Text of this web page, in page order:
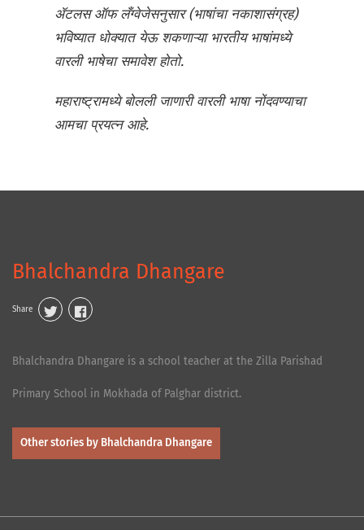
ॲटलस ऑफ लँग्वेजेसनुसार (भाषांचा नकाशासंग्रह)
भविष्यात धोक्यात येऊ शकणाऱ्या भारतीय भाषांमध्ये
वारली भाषेचा समावेश होतो.
महाराष्ट्रामध्ये बोलली जाणारी वारली भाषा नोंदवण्याचा
आमचा प्रयत्न आहे.
Bhalchandra Dhangare
Share
Bhalchandra Dhangare is a school teacher at the Zilla Parishad
Primary School in Mokhada of Palghar district.
Other stories by Bhalchandra Dhangare